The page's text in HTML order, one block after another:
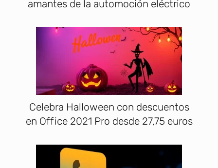
amantes de la automoción eléctrico
Celebra Halloween con descuentos
en Office 2021 Pro desde 27,75 euros